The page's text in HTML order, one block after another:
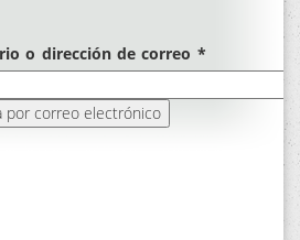
o dirección de correo *